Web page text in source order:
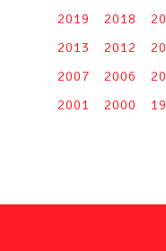
2019
2018
2013
2012
2007
2006
2001
2000